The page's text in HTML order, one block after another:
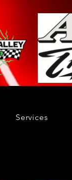
Services